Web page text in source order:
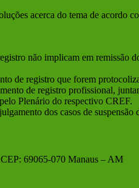
acerca do tema de acordo
não implicam em remissão
de registro que forem
de registro profissional,
Plenário do respectivo CREF.
dos casos de
69065-070 Manaus – AM